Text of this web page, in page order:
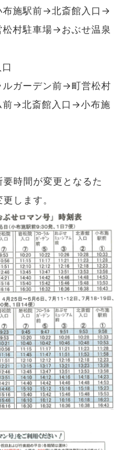
布施駅前→北斎館入口→
村駐車場→おぶせ温泉
ガーデン前→町営松村
前→北斎館入口→小布施
時間が変更となるた
します。